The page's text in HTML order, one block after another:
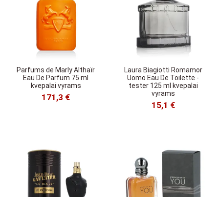
Parfums de Marly Althaïr
Eau De Parfum 75 ml
kvepalai vyrams
171,3 €
Laura Biagiotti Romamor
Uomo Eau De Toilette -
tester 125 ml kvepalai
vyrams
15,1 €